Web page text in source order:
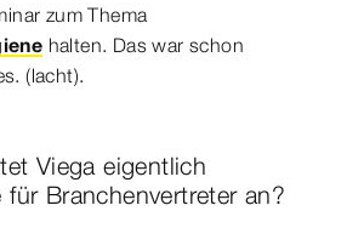
zum Thema
halten. Das war schon
(lacht).
Viega eigentlich
für Branchenvertreter an?